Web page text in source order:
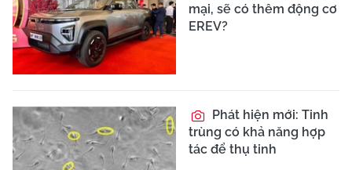
mại, sẽ có thêm động cơ
EREV?
Phát hiện mới: Tinh
trùng có khả năng hợp
tác để thụ tinh